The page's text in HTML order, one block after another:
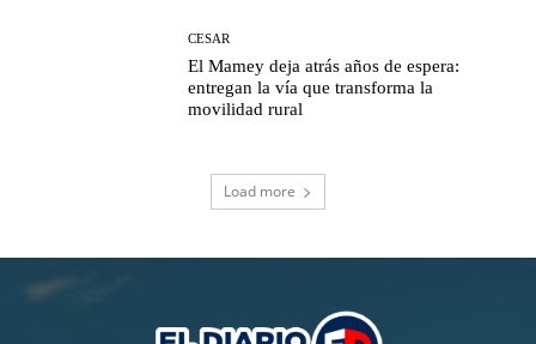
CESAR
El Mamey deja atrás años de espera:
entregan la vía que transforma la
movilidad rural
Load more